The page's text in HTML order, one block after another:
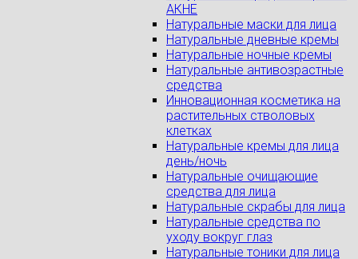
АКНЕ
Натуральные маски для лица
Натуральные дневные кремы
Натуральные ночные кремы
Натуральные антивозрастные
средства
Инновационная косметика на
растительных стволовых
клетках
Натуральные кремы для лица
день/ночь
Натуральные очищающие
средства для лица
Натуральные скрабы для лица
Натуральные средства по
уходу вокруг глаз
Натуральные тоники для лица